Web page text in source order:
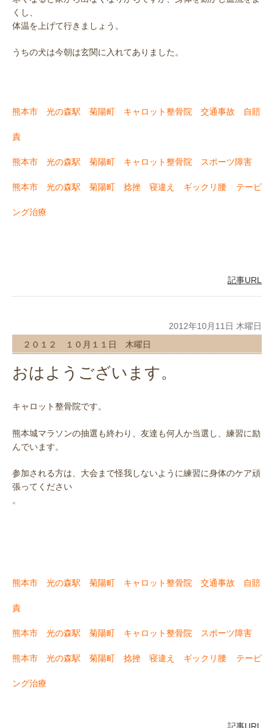
くし、
体温を上げて行きましょう。
うちの犬は今朝は玄関に入れてありました。
熊本市 光の森駅 菊陽町 キャロット整骨院 交通事故 自賠
責
熊本市 光の森駅 菊陽町 キャロット整骨院 スポーツ障害
熊本市 光の森駅 菊陽町 捻挫 寝違え ギックリ腰 テーピ
ング治療
記事URL
2012年10月11日 木曜日
２０１２ １０月１１日 木曜日
おはようございます。
キャロット整骨院です。
熊本城マラソンの抽選も終わり、友達も何人か当選し、練習に励
んでいます。
参加される方は、大会まで怪我しないように練習に身体のケア頑
張ってください
。
熊本市 光の森駅 菊陽町 キャロット整骨院 交通事故 自賠
責
熊本市 光の森駅 菊陽町 キャロット整骨院 スポーツ障害
熊本市 光の森駅 菊陽町 捻挫 寝違え ギックリ腰 テーピ
ング治療